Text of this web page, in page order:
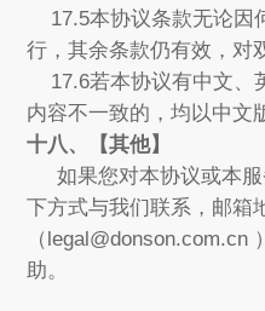
17.5本协议条款无论因
行，其余条款仍有效，对
17.6若本协议有中文、
内容不一致的，均以中文
十八、【其他】
如果您对本协议或本服
下方式与我们联系，邮箱
（legal@donson.com.cn
助。